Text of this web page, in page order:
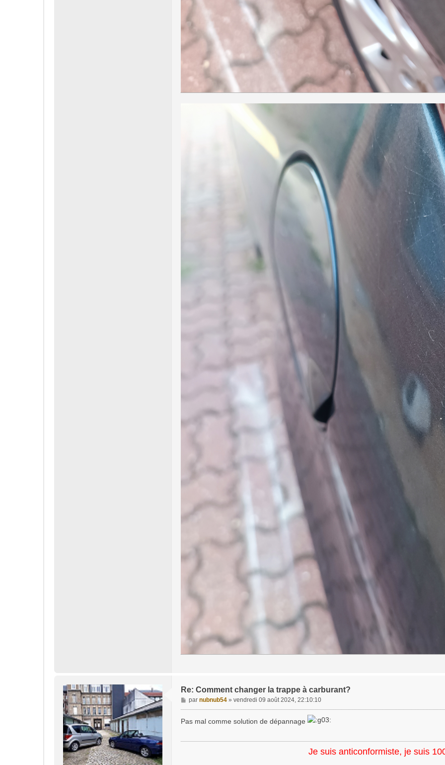
Re: Comment changer la trappe à carburant?
M
e
par nubnub54» vendredi 09 août 2024, 22:10:10
Pas mal comme solution de dépannage
Je suis anticonformiste, je suis